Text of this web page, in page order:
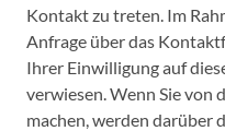
Kontakt zu treten. Im
Anfrage über das
Ihrer Einwilligung auf
verwiesen. Wenn Sie von
machen, werden darüber